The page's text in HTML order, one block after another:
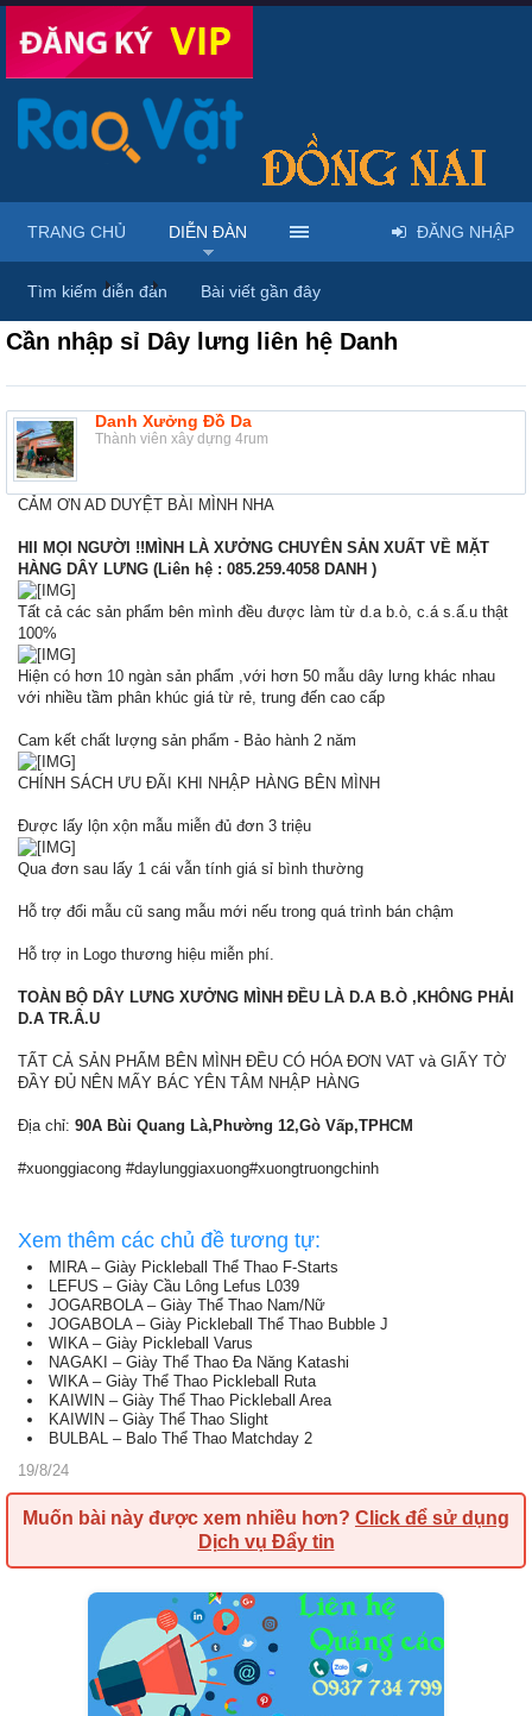
Diễn đàn ... Mua bán giày dép & túi xách
Cần nhập sỉ Dây lưng liên hệ Danh
Danh Xưởng Đồ Da
Thành viên xây dựng 4rum
CẢM ƠN AD DUYỆT BÀI MÌNH NHA
HII MỌI NGƯỜI !!MÌNH LÀ XƯỞNG CHUYÊN SẢN XUẤT VỀ MẶT
HÀNG DÂY LƯNG (Liên hệ : 085.259.4058 DANH )
Tất cả các sản phẩm bên mình đều được làm từ d.a b.ò, c.á s.ấ.u thật
100%
Hiện có hơn 10 ngàn sản phẩm ,với hơn 50 mẫu dây lưng khác nhau
với nhiều tầm phân khúc giá từ rẻ, trung đến cao cấp
Cam kết chất lượng sản phẩm - Bảo hành 2 năm
CHÍNH SÁCH ƯU ĐÃI KHI NHẬP HÀNG BÊN MÌNH
Được lấy lộn xộn mẫu miễn đủ đơn 3 triệu
Qua đơn sau lấy 1 cái vẫn tính giá sỉ bình thường
Hỗ trợ đổi mẫu cũ sang mẫu mới nếu trong quá trình bán chậm
Hỗ trợ in Logo thương hiệu miễn phí.
TOÀN BỘ DÂY LƯNG XƯỞNG MÌNH ĐỀU LÀ D.A B.Ò ,KHÔNG PHẢI
D.A TR.Â.U
TẤT CẢ SẢN PHẨM BÊN MÌNH ĐỀU CÓ HÓA ĐƠN VAT và GIẤY TỜ
ĐẦY ĐỦ NÊN MẤY BÁC YÊN TÂM NHẬP HÀNG
Địa chỉ: 90A Bùi Quang Là,Phường 12,Gò Vấp,TPHCM
#xuonggiacong #daylunggiaxuong#xuongtruongchinh
Xem thêm các chủ đề tương tự:
MIRA – Giày Pickleball Thể Thao F-Starts
LEFUS – Giày Cầu Lông Lefus L039
JOGARBOLA – Giày Thể Thao Nam/Nữ
JOGABOLA – Giày Pickleball Thể Thao Bubble J
WIKA – Giày Pickleball Varus
NAGAKI – Giày Thể Thao Đa Năng Katashi
WIKA – Giày Thể Thao Pickleball Ruta
KAIWIN – Giày Thể Thao Pickleball Area
KAIWIN – Giày Thể Thao Slight
BULBAL – Balo Thể Thao Matchday 2
19/8/24
Muốn bài này được xem nhiều hơn? Click để sử dụng
Dịch vụ Đẩy tin
TRANG CHỦ DIỄN ĐÀN
Tìm kiếm diễn đàn Bài viết gần đây
ĐĂNG NHẬP